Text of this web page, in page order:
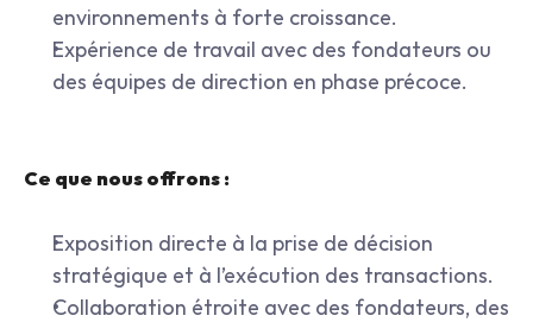
environnements à forte croissance.
Expérience de travail avec des fondateurs ou
des équipes de direction en phase précoce.
Ce que nous offrons :
Exposition directe à la prise de décision
stratégique et à l’exécution des transactions.
Collaboration étroite avec des fondateurs, des